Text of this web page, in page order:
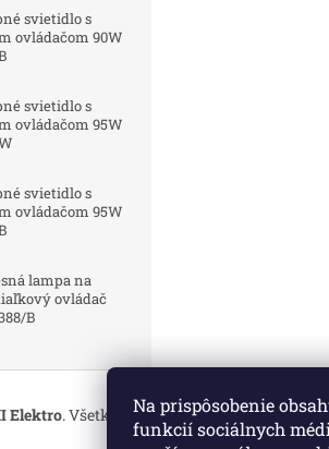
Na prispôsobenie
funkcií sociálnych
svietidlo s
ovládačom 90W
svietidlo s
ovládačom 95W
svietidlo s
ovládačom 95W
lampa na
ovládač
B
Elektro. Všetky práva vyhradené.Upraviť